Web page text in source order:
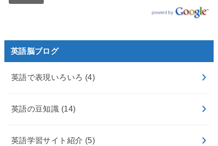
英語脳ブログ
英語で表現いろいろ (4)
英語の豆知識 (14)
英語学習サイト紹介 (5)